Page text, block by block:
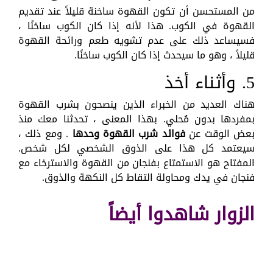
من المستحسن أن تكون القهوة ساخنة قليلاً عند تقديم
القهوة في الكوب. هذا لأنه إذا كان الكوب ساخنًا ،
فسيساعد ذلك على عدم تشويه طعم ورائحة القهوة
قليلاً ، وهو ما سيحدث إذا كان الكوب ساخنًا.
5. وأثناء أخذ
هناك العديد من الخبراء الذين ينصحون بشرب القهوة
بمفردها بدون مُحلي. بهذا المعنى ، تحدثنا معك منذ
بعض الوقت عنفوائد شرب القهوة وحدها . ومع ذلك ،
سيعتمد كل هذا على الذوق الشخصي لكل شخص.
المفتاح هو الاستمتاع بفنجان من القهوة والاسترخاء مع
فنجان في يدك ومحاولة التقاط كل النكهة والذوق.
الزوار شاهدوا أيضاً